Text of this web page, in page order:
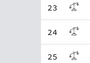
23
24
25